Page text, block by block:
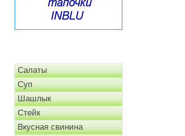
Салаты
Суп
Шашлык
Стейк
Вкусная свинина